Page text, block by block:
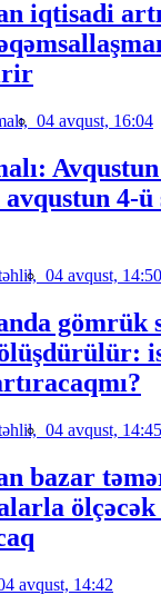
iqtisadi
04 avqust, 16:04
avqustun 4-ü
04 avqust, 14:50
gömrük
04 avqust, 14:45
bazar
ölçəcək
avqust, 14:42